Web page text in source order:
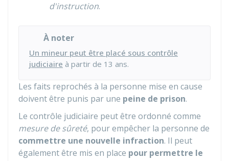
d'instruction.
À noter
Un mineur peut être placé sous contrôle
judiciaire à partir de 13 ans.
Les faits reprochés à la personne mise en cause
doivent être punis par une peine de prison.
Le contrôle judiciaire peut être ordonné comme
mesure de sûreté, pour empêcher la personne de
commettre une nouvelle infraction. Il peut
également être mis en place pour permettre le